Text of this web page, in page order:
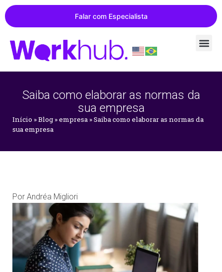
Falar com Especialista
Saiba como elaborar as normas da
sua empresa
Início »Blog »empresa »Saiba como elaborar as normas da
sua empresa
Por Andréa Migliori